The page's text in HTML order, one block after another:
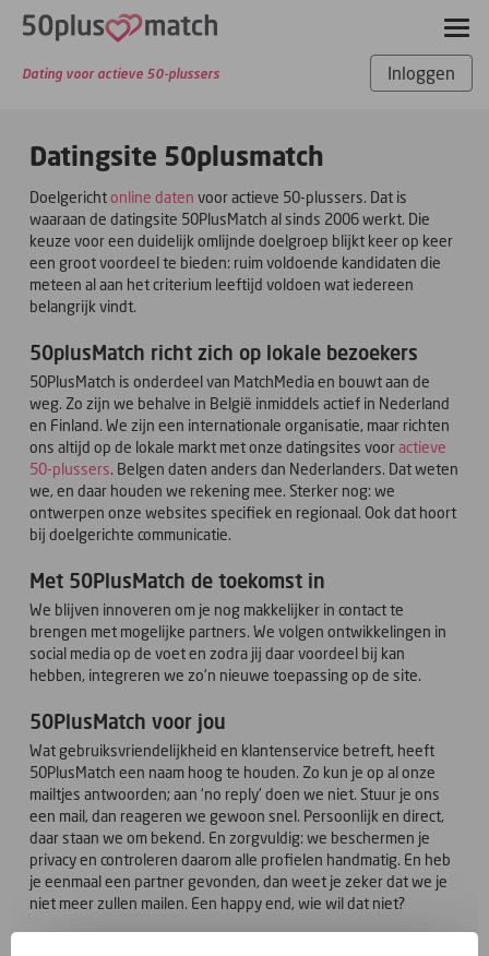
Dating voor actieve 50-plussers Inloggen
Datingsite 50plusmatch
Doelgerichtonline daten voor actieve 50-plussers. Dat is
waaraan de datingsite 50PlusMatch al sinds 2006 werkt. Die
keuze voor een duidelijk omlijnde doelgroep blijkt keer op keer
een groot voordeel te bieden: ruim voldoende kandidaten die
meteen al aan het criterium leeftijd voldoen wat iedereen
belangrijk vindt.
50plusMatch richt zich op lokale bezoekers
50PlusMatch is onderdeel van MatchMedia en bouwt aan de
weg. Zo zijn we behalve in België inmiddels actief in Nederland
en Finland. We zijn een internationale organisatie, maar richten
ons altijd op de lokale markt met onze datingsites vooractieve
50-plussers. Belgen daten anders dan Nederlanders. Dat weten
we, en daar houden we rekening mee. Sterker nog: we
ontwerpen onze websites specifiek en regionaal. Ook dat hoort
bij doelgerichte communicatie.
Met 50PlusMatch de toekomst in
We blijven innoveren om je nog makkelijker in contact te
brengen met mogelijke partners. We volgen ontwikkelingen in
social media op de voet en zodra jij daar voordeel bij kan
hebben, integreren we zo'n nieuwe toepassing op de site.
50PlusMatch voor jou
Wat gebruiksvriendelijkheid en klantenservice betreft, heeft
50PlusMatch een naam hoog te houden. Zo kun je op al onze
mailtjes antwoorden; aan ‘no reply' doen we niet. Stuur je ons
een mail, dan reageren we gewoon snel. Persoonlijk en direct,
daar staan we om bekend. En zorgvuldig: we beschermen je
privacy en controleren daarom alle profielen handmatig. En heb
je eenmaal een partner gevonden, dan weet je zeker dat we je
niet meer zullen mailen. Een happy end, wie wil dat niet?